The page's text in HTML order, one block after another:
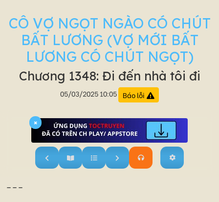
CÔ VỢ NGỌT NGÀO CÓ CHÚT
BẤT LƯƠNG (VỢ MỚI BẤT
LƯƠNG CÓ CHÚT NGỌT)
Chương 1348: Đi đến nhà tôi đi
05/03/2025 10:05 Báo lỗi
×
---